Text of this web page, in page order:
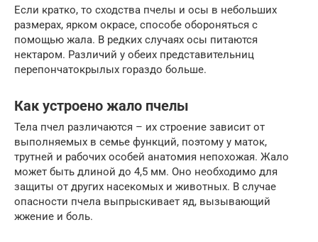
Если кратко, то сходства пчелы и осы в небольших
размерах, ярком окрасе, способе обороняться с
помощью жала. В редких случаях осы питаются
нектаром. Различий у обеих представительниц
перепончатокрылых гораздо больше.
Как устроено жало пчелы
Тела пчел различаются – их строение зависит от
выполняемых в семье функций, поэтому у маток,
трутней и рабочих особей анатомия непохожая. Жало
может быть длиной до 4,5 мм. Оно необходимо для
защиты от других насекомых и животных. В случае
опасности пчела выпрыскивает яд, вызывающий
жжение и боль.